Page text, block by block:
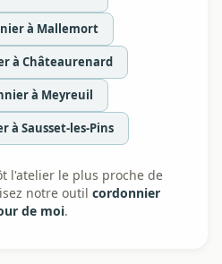
à Mallemort
à Châteaurenard
à Meyreuil
à Sausset-les-Pins
l'atelier le plus proche de
notre outil cordonnier
de moi.